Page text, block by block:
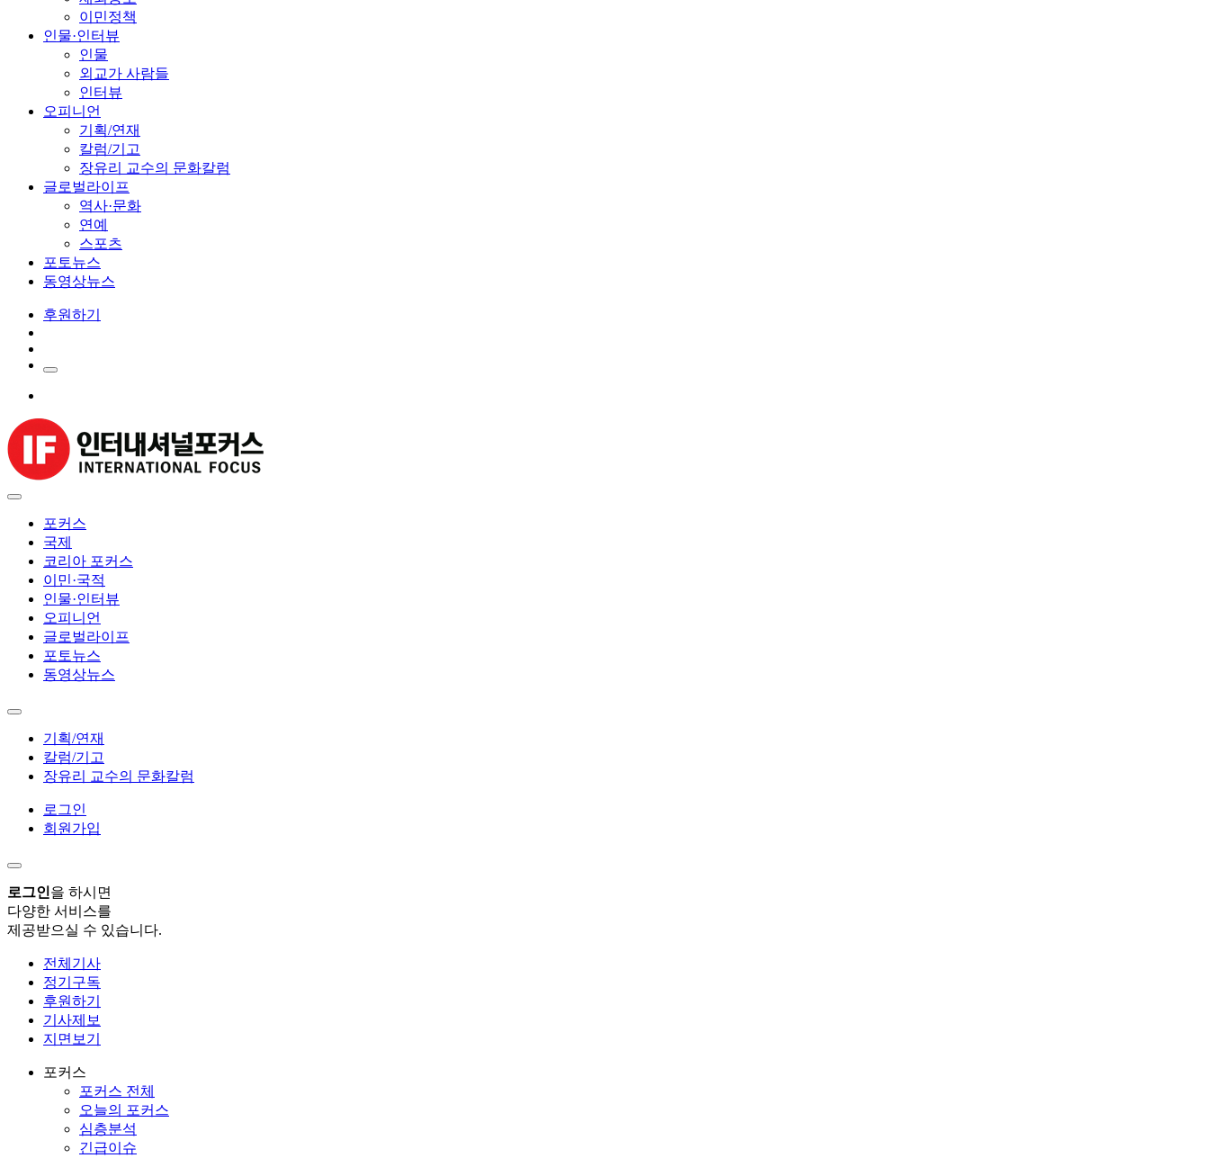
이민정책
인물·인터뷰
인물
외교가 사람들
인터뷰
오피니언
기획/연재
칼럼/기고
장유리 교수의 문화칼럼
글로벌라이프
역사·문화
연예
스포츠
포토뉴스
동영상뉴스
후원하기
포커스
국제
코리아 포커스
이민·국적
인물·인터뷰
오피니언
글로벌라이프
포토뉴스
동영상뉴스
기획/연재
칼럼/기고
장유리 교수의 문화칼럼
로그인
회원가입
로그인을 하시면
다양한 서비스를
제공받으실 수 있습니다.
전체기사
정기구독
후원하기
기사제보
지면보기
포커스
포커스 전체
오늘의 포커스
심층분석
긴급이슈